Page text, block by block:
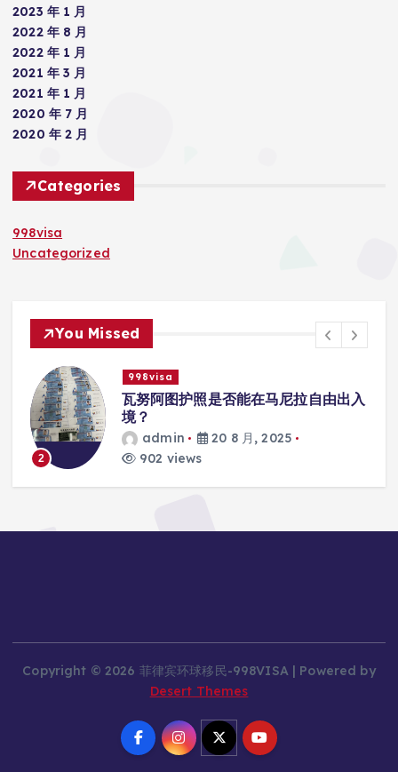
2023 年 1 月
2022 年 8 月
2022 年 1 月
2021 年 3 月
2021 年 1 月
2020 年 7 月
2020 年 2 月
Categories
998visa
Uncategorized
You Missed
2
998visa
瓦努阿图护照是否能在马尼拉自由出入
境？
admin
20 8 月, 2025
902 views
Copyright © 2026 菲律宾环球移民-998VISA | Powered by
Desert Themes